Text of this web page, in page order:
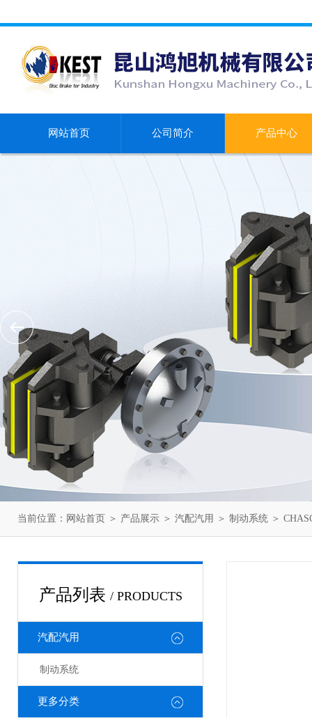
网站首页 公司简介 产品中心
当前位置： 网站首页 ＞ 产品展示 ＞ 汽配汽用 ＞ 制动系统 ＞
产品列表 / PRODUCTS
汽配汽用
制动系统
更多分类